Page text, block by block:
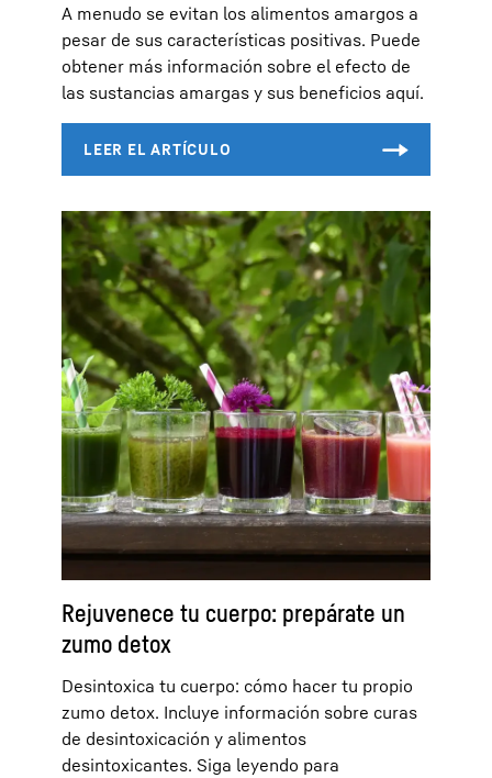
A menudo se evitan los alimentos amargos a
pesar de sus características positivas. Puede
obtener más información sobre el efecto de
las sustancias amargas y sus beneficios aquí.
Rejuvenece tu cuerpo: prepárate un
zumo detox
Desintoxica tu cuerpo: cómo hacer tu propio
zumo detox. Incluye información sobre curas
de desintoxicación y alimentos
desintoxicantes. Siga leyendo para